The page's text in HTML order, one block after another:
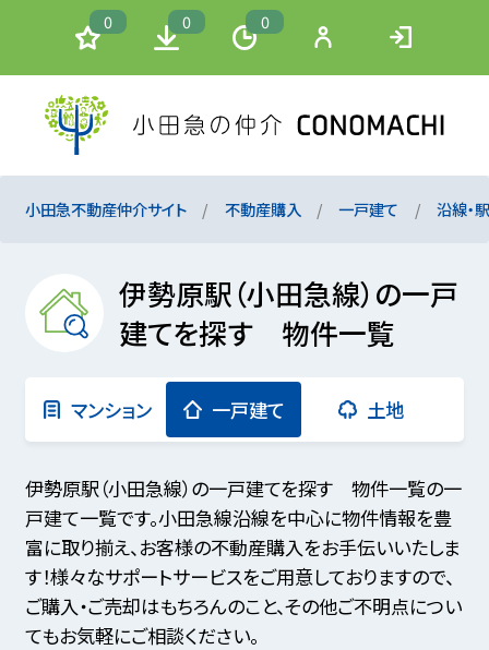
0 0 0
小田急不動産仲介サイト 不動産購入 一戸建て 沿線・
伊勢原駅（小田急線）の一戸
建てを探す 物件一覧
マンション 一戸建て 土地
伊勢原駅（小田急線）の一戸建てを探す 物件一覧の一
戸建て一覧です。小田急線沿線を中心に物件情報を豊
富に取り揃え、お客様の不動産購入をお手伝いいたしま
す！様々なサポートサービスをご用意しておりますので、
ご購入・ご売却はもちろんのこと、その他ご不明点につい
てもお気軽にご相談ください。